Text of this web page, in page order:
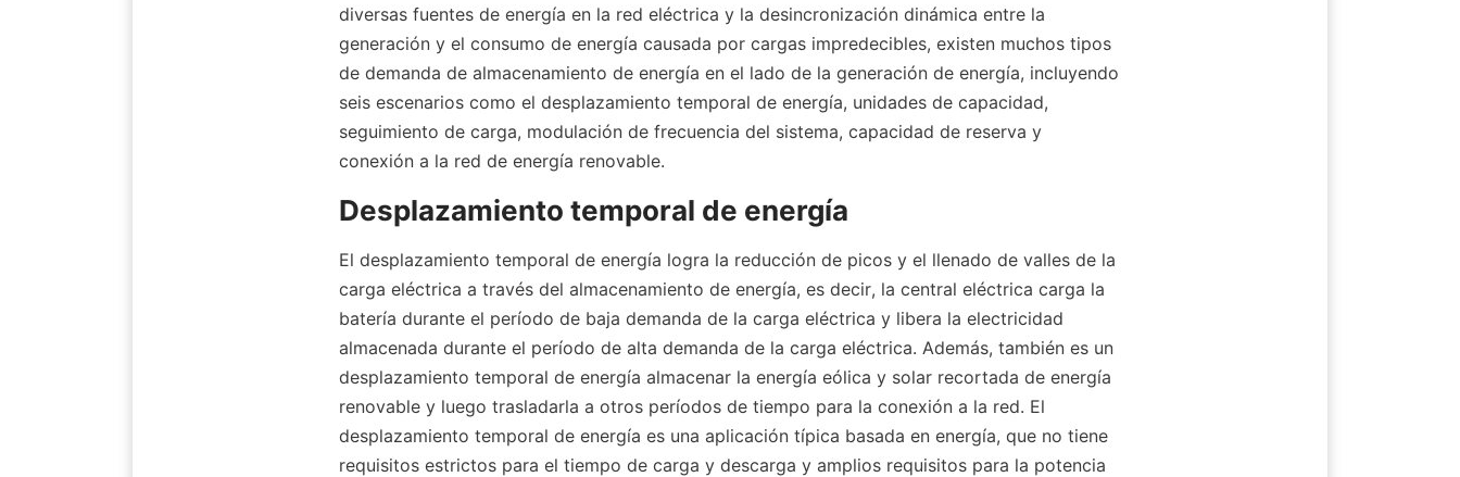
diversas fuentes de energía en la red eléctrica y la desincronización dinámica entre la
generación y el consumo de energía causada por cargas impredecibles, existen muchos tipos
de demanda de almacenamiento de energía en el lado de la generación de energía, incluyendo
seis escenarios como el desplazamiento temporal de energía, unidades de capacidad,
seguimiento de carga, modulación de frecuencia del sistema, capacidad de reserva y
conexión a la red de energía renovable.
Desplazamiento temporal de energía
El desplazamiento temporal de energía logra la reducción de picos y el llenado de valles de la
carga eléctrica a través del almacenamiento de energía, es decir, la central eléctrica carga la
batería durante el período de baja demanda de la carga eléctrica y libera la electricidad
almacenada durante el período de alta demanda de la carga eléctrica. Además, también es un
desplazamiento temporal de energía almacenar la energía eólica y solar recortada de energía
renovable y luego trasladarla a otros períodos de tiempo para la conexión a la red. El
desplazamiento temporal de energía es una aplicación típica basada en energía, que no tiene
requisitos estrictos para el tiempo de carga y descarga y amplios requisitos para la potencia